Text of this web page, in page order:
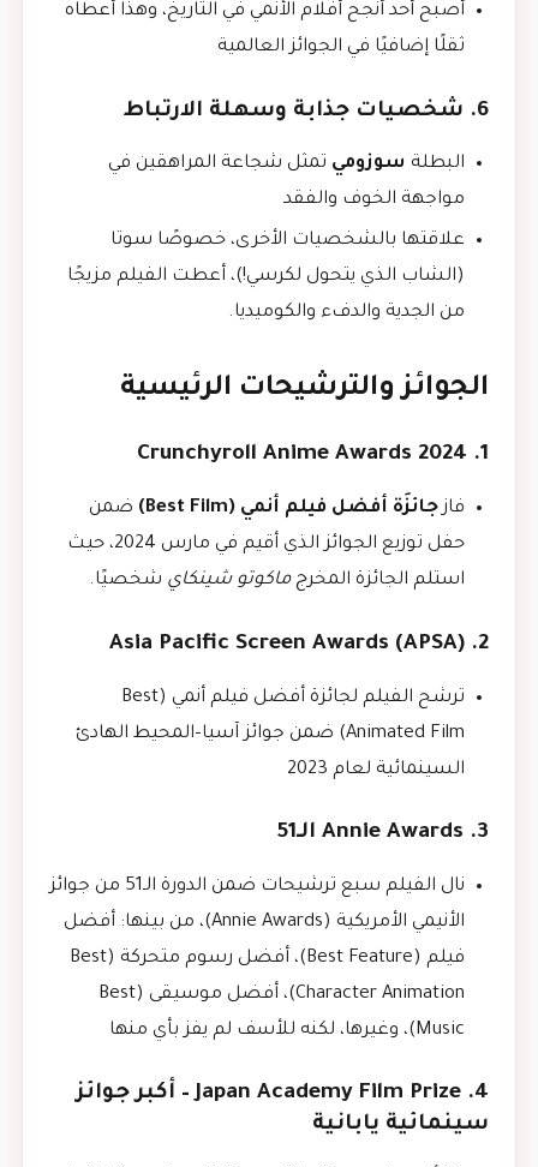
أصبح أحد أنجح أفلام الأنمي في التاريخ، وهذا أعطاه
ثقلًا إضافيًا في الجوائز العالمية
6. شخصيات جذابة وسهلة الارتباط
البطلة سوزومي تمثل شجاعة المراهقين في
مواجهة الخوف والفقد
علاقتها بالشخصيات الأخرى، خصوصًا سوتا
(الشاب الذي يتحول لكرسي!)، أعطت الفيلم مزيجًا
من الجدية والدفء والكوميديا.
الجوائز والترشيحات الرئيسية
1. Crunchyroll Anime Awards 2024
فازجائزَة أفضل فيلم أنمي (Best Film)
ضمن
حفل توزيع الجوائز الذي أقيم في مارس 2024، حيث
استلم الجائزة المخرجماكوتو شينكاي شخصيًا.
2. Asia Pacific Screen Awards (APSA)
ترشح الفيلم لجائزة أفضل فيلم أنمي (Best
Animated Film) ضمن جوائز آسيا–المحيط الهادئ
السينمائية لعام 2023
3. Annie Awards الـ51
نال الفيلم سبع ترشيحات ضمن الدورة الـ51 من جوائز
الأنيمي الأمريكية (Annie Awards)، من بينها: أفضل
فيلم (Best Feature)، أفضل رسوم متحركة (Best
Character Animation)، أفضل موسيقى (Best
Music)، وغيرها، لكنه للأسف لم يفز بأي منها
4. Japan Academy Film Prize – أكبر جوائز
سينمائية يابانية